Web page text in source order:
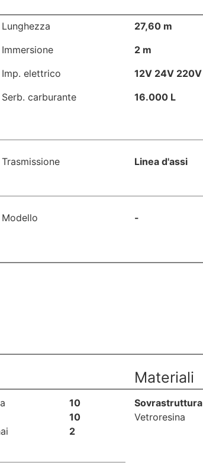
Lunghezza 27,60 m
Immersione 2 m
Imp. elettrico 12V 24V 220V
Serb. carburante 16.000 L
Trasmissione Linea d'assi
Modello -
10
10
2
Materiali
Sovrastruttura
Vetroresina